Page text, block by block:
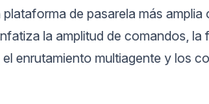
plataforma de pasarela más
la amplitud de comandos,
enrutamiento multiagente y los